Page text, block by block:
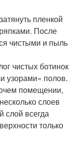
пленкой
После
чистыми и пыль
чистых ботинок
узорами» полов.
помещении,
слоев
слой всегда
только